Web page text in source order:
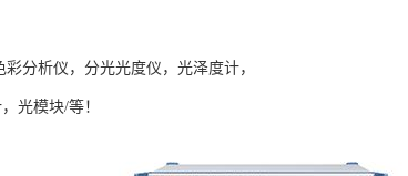
分析仪，分光光度仪，光泽度计，
光模块/等！